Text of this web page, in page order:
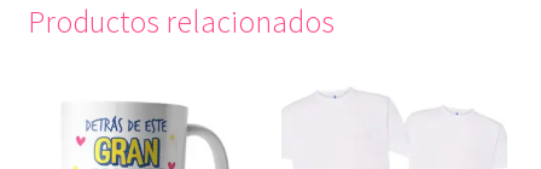
Productos relacionados